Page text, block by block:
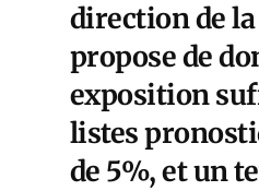
direction de
propose de
exposition
listes
de 5%, et un